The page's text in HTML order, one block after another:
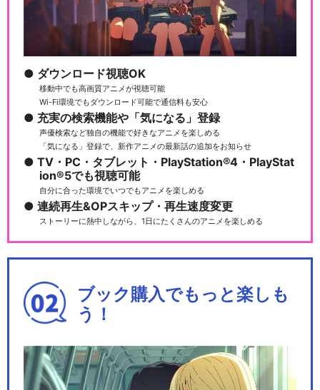
夏目友人帳 石起こしと怪し
き来訪者
蛍火の杜へ
閉じる
ダウンロード視聴OK
移動中でも高画質アニメが視聴可能
Wi-Fi環境でもダウンロード可能で通信料も安心
充実の検索機能や「気になる」登録
声優検索など独自の機能で好きなアニメを楽しめる
「気になる」登録で、新作アニメの最新話の追加をお知らせ
TV・PC・タブレット・PlayStation®4・PlayStat
ion®5でも視聴可能
自分に合った環境でいつでもアニメを楽しめる
連続再生&OPスキップ・再生速度変更
ストーリーに熱中しながら、1日にたくさんのアニメを楽しめる
ブック購入でもっと楽しも
う！